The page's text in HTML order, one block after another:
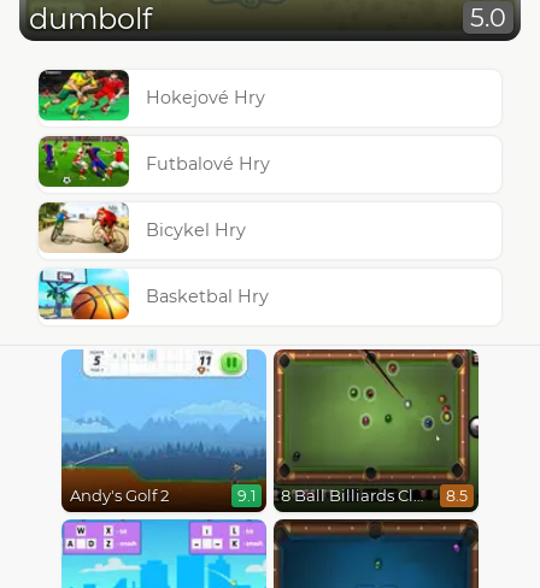
dumbolf 5.0
Hokejové Hry
Futbalové Hry
Bicykel Hry
Basketbal Hry
Andy's Golf 2 9.1 8 Ball Billiards Classic 8.5